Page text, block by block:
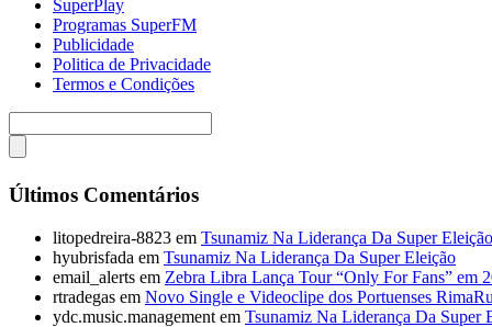
SuperPlay
Programas SuperFM
Publicidade
Politica de Privacidade
Termos e Condições
Últimos Comentários
litopedreira-8823 em Tsunamiz Na Liderança Da Super Eleição
hyubrisfada em Tsunamiz Na Liderança Da Super Eleição
email_alerts em Zebra Libra Lança Tour “Only For Fans” em
rtradegas em Novo Single e Videoclipe dos Portuenses
ydc.music.management em Tsunamiz Na Liderança Da Super